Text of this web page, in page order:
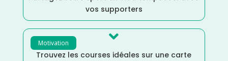
vos supporters
Motivation 
Trouvez les courses idéales sur une carte